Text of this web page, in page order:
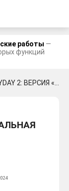
работы —
функций
2: ВЕРСИЯ «КРИМИНАЛЬНАЯ ВОЛНА».